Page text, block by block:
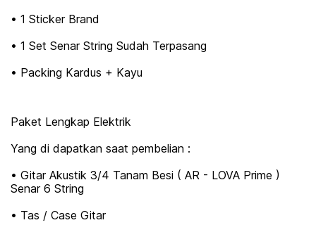
• 1 Sticker Brand
• 1 Set Senar String Sudah Terpasang
• Packing Kardus + Kayu
Paket Lengkap Elektrik
Yang di dapatkan saat pembelian :
• Gitar Akustik 3/4 Tanam Besi ( AR - LOVA Prime )
Senar 6 String
• Tas / Case Gitar